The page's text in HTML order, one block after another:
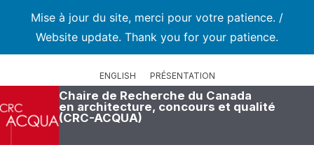
Mise à jour du site, merci pour votre patience. /
Website update. Thank you for your patience.
ENGLISH PRÉSENTATION
Chaire de Recherche du Canada
en architecture, concours et qualité
(CRC-ACQUA)